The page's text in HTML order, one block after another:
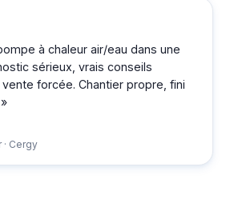
à chaleur air/eau dans une
sérieux, vrais conseils
forcée. Chantier propre, fini
Cergy